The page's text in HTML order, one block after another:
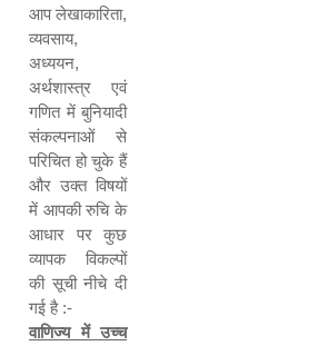
आप लेखाकारिता,
व्यवसाय,
अध्ययन,
अर्थशास्त्र एवं
गणित में बुनियादी
संकल्पनाओं से
परिचित हो चुके हैं
और उक्त विषयों
में आपकी रुचि के
आधार पर कुछ
व्यापक विकल्पों
की सूची नीचे दी
गई है :-
वाणिज्य में उच्च